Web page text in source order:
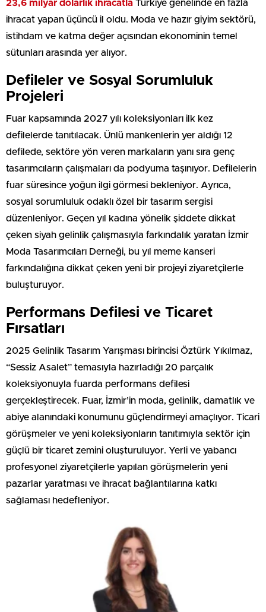
23,6 milyar dolarlık ihracatla Türkiye genelinde en fazla
ihracat yapan üçüncü il oldu. Moda ve hazır giyim sektörü,
istihdam ve katma değer açısından ekonominin temel
sütunları arasında yer alıyor.
Defileler ve Sosyal Sorumluluk
Projeleri
Fuar kapsamında 2027 yılı koleksiyonları ilk kez
defilelerde tanıtılacak. Ünlü mankenlerin yer aldığı 12
defilede, sektöre yön veren markaların yanı sıra genç
tasarımcıların çalışmaları da podyuma taşınıyor. Defilelerin
fuar süresince yoğun ilgi görmesi bekleniyor. Ayrıca,
sosyal sorumluluk odaklı özel bir tasarım sergisi
düzenleniyor. Geçen yıl kadına yönelik şiddete dikkat
çeken siyah gelinlik çalışmasıyla farkındalık yaratan İzmir
Moda Tasarımcıları Derneği, bu yıl meme kanseri
farkındalığına dikkat çeken yeni bir projeyi ziyaretçilerle
buluşturuyor.
Performans Defilesi ve Ticaret
Fırsatları
2025 Gelinlik Tasarım Yarışması birincisi Öztürk Yıkılmaz,
“Sessiz Asalet” temasıyla hazırladığı 20 parçalık
koleksiyonuyla fuarda performans defilesi
gerçekleştirecek. Fuar, İzmir’in moda, gelinlik, damatlık ve
abiye alanındaki konumunu güçlendirmeyi amaçlıyor. Ticari
görüşmeler ve yeni koleksiyonların tanıtımıyla sektör için
güçlü bir ticaret zemini oluşturuluyor. Yerli ve yabancı
profesyonel ziyaretçilerle yapılan görüşmelerin yeni
pazarlar yaratması ve ihracat bağlantılarına katkı
sağlaması hedefleniyor.